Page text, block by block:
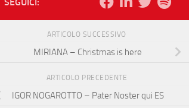
ARTICOLO SUCCESSIVO
MIRIANA – Christmas is here
ARTICOLO PRECEDENTE
IGOR NOGAROTTO – Pater Noster qui ES